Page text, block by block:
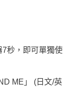
秒，即可單獨使
ME」 (日文/英